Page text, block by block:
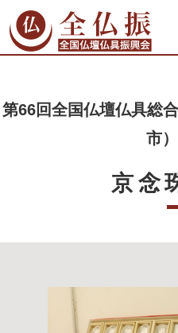
全仏振ホーム 出展者情報
第66回全国
報告
京念珠刑部
第66回全国仏壇仏具総
市
京念